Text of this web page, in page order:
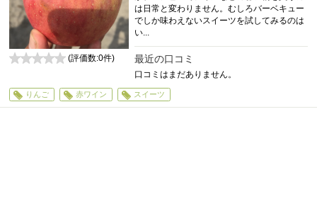
は日常と変わりません。むしろバーベキュー
でしか味わえないスイーツを試してみるのは
い...
最近の口コミ
口コミはまだありません。
(評価数:0件)
りんご 赤ワイン スイーツ